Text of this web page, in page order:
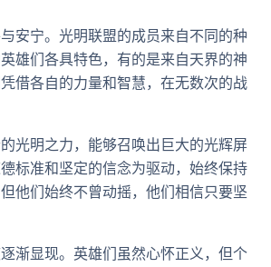
安宁。光明联盟的成员来自不同的种
雄们各具特色，有的是来自天界的神
借各自的力量和智慧，在无数次的战
光明之力，能够召唤出巨大的光辉屏
标准和坚定的信念为驱动，始终保持
他们始终不曾动摇，他们相信只要坚
渐显现。英雄们虽然心怀正义，但个